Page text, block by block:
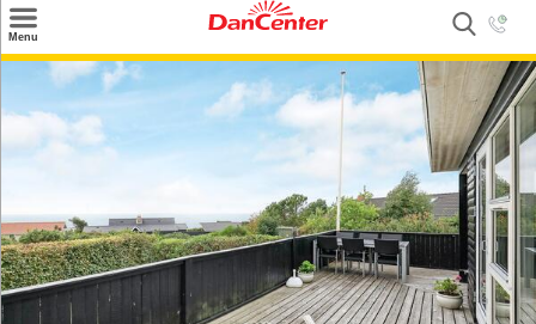
Menu
Zoeken
Inspiratie
Service
Kontakt